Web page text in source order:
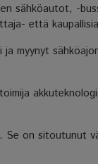
sähköautot, -
että
myynyt
on sitoutunut